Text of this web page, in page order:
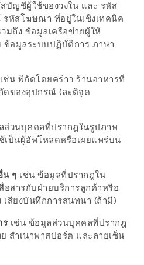
บัญชีผู้ใช้ของวงใน และ รหัส
รหัสโฆษณา ที่อยู่ในเชิงเทคนิค
ถึง ข้อมูลเครือข่ายผู้ให้
ข้อมูลระบบปฏิบัติการ ภาษา
เช่น พิกัดโดยคร่าว ร้านอาหารที่
ดของอุปกรณ์ (ละติจูด
ส่วนบุคคลที่ปรากฎในรูปภาพ
เป็นผู้อัพโหลดหรือเผยแพร่บน
น ๆ เช่น ข้อมูลที่ปรากฎใน
สารกับฝ่ายบริการลูกค้าหรือ
เสียงบันทึกการสนทนา (ถ้ามี)
รเช่น ข้อมูลส่วนบุคคลที่ปรากฎ
สำเนาพาสปอร์ต และลายเซ็น